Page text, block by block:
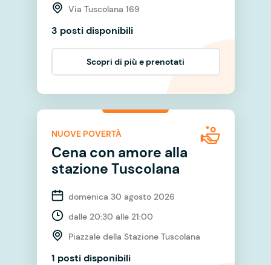
Via Tuscolana 169
3 posti disponibili
Scopri di più e prenotati
NUOVE POVERTÀ
Cena con amore alla
stazione Tuscolana
domenica 30 agosto 2026
dalle 20:30 alle 21:00
Piazzale della Stazione Tuscolana
1 posti disponibili